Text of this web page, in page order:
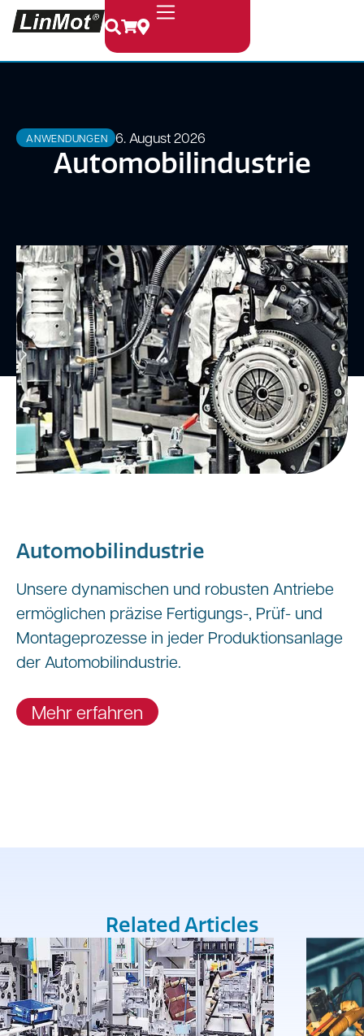
ANWENDUNGEN 6. August 2026
Automobilindustrie
Automobilindustrie
Unsere dynamischen und robusten Antriebe
ermöglichen präzise Fertigungs-, Prüf- und
Montageprozesse in jeder Produktionsanlage
der Automobilindustrie.
Mehr erfahren
Related Articles